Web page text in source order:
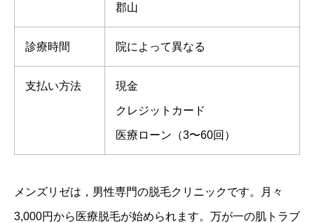
郡山
診療時間 院によって異なる
支払い方法 現金
クレジットカード
医療ローン（3〜60回）
メンズリゼは，男性専門の脱毛クリニックです。月々
3,000円から医療脱毛が始められます。万が一の肌トラブ